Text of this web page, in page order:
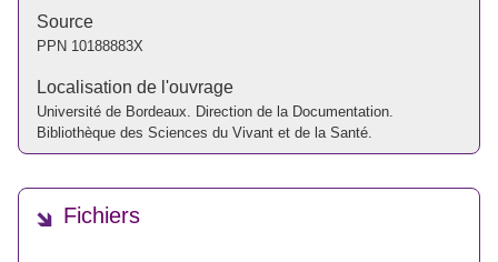
Source
PPN 10188883X
Localisation de l'ouvrage
Université de Bordeaux. Direction de la Documentation.
Bibliothèque des Sciences du Vivant et de la Santé.
Fichiers